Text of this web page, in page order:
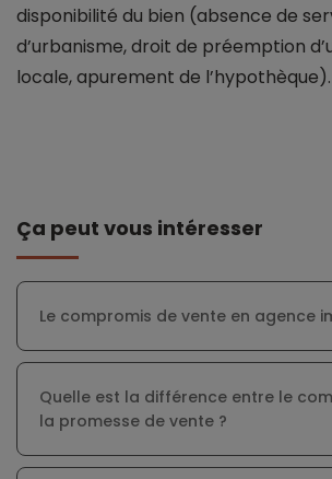
disponibilité du bien (absence de
d’urbanisme, droit de préemption
locale, apurement de l’hypothèque).
Ça peut vous intéresser
Le compromis de vente en agence
Quelle est la différence entre le
la promesse de vente ?